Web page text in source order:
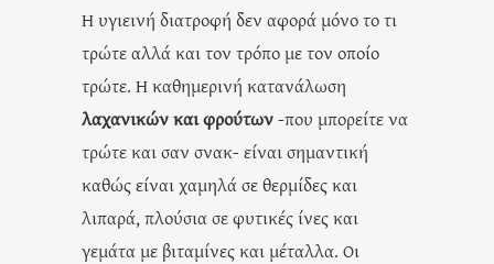
Η υγιεινή διατροφή δεν αφορά μόνο το τι
τρώτε αλλά και τον τρόπο με τον οποίο
τρώτε. Η καθημερινή κατανάλωση
λαχανικών και φρούτων-που μπορείτε να
τρώτε και σαν σνακ- είναι σημαντική
καθώς είναι χαμηλά σε θερμίδες και
λιπαρά, πλούσια σε φυτικές ίνες και
γεμάτα με βιταμίνες και μέταλλα. Οι